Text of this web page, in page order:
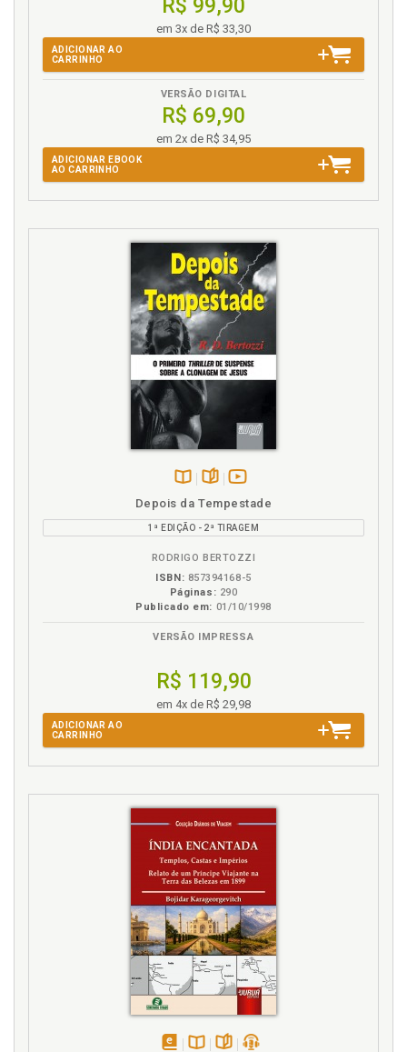
R$ 99,90
em 3x de R$ 33,30
ADICIONAR AO
CARRINHO
VERSÃO DIGITAL
R$ 69,90
em 2x de R$ 34,95
ADICIONAR EBOOK
AO CARRINHO
Disponível
B.V.
vídeo
obra
Depois da Tempestade
1ª EDIÇÃO - 2ª TIRAGEM
RODRIGO BERTOZZI
ISBN: 857394168-5
Páginas: 290
Publicado em: 01/10/1998
VERSÃO IMPRESSA
R$ 119,90
em 4x de R$ 29,98
ADICIONAR AO
CARRINHO